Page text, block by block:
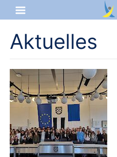
Startseite
Aktuelles
Das sind wir
Lernangebot
Service & Infos
Aktuelles